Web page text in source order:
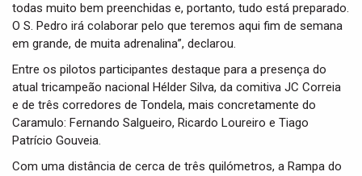
todas muito bem preenchidas e, portanto, tudo está preparado.
O S. Pedro irá colaborar pelo que teremos aqui fim de semana
em grande, de muita adrenalina”, declarou.
Entre os pilotos participantes destaque para a presença do
atual tricampeão nacional Hélder Silva, da comitiva JC Correia
e de três corredores de Tondela, mais concretamente do
Caramulo: Fernando Salgueiro, Ricardo Loureiro e Tiago
Patrício Gouveia.
Com uma distância de cerca de três quilómetros, a Rampa do